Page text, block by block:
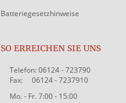
Batteriegesetzhinweise
SO ERREICHEN SIE UNS
Telefon: 06124 - 723790
Fax: 06124 - 7237910
Mo. - Fr. 7:00 - 15:00